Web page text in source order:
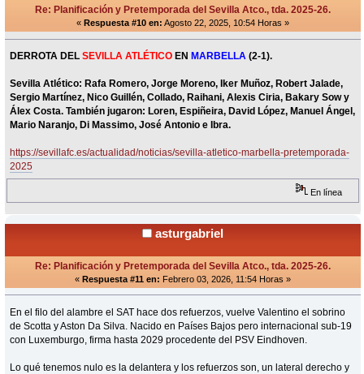
Re: Planificación y Pretemporada del Sevilla Atco., tda. 2025-26.
« Respuesta #10 en: Agosto 22, 2025, 10:54 Horas »
DERROTA DELSEVILLA ATLÉTICO EN MARBELLA (2-1).
Sevilla Atlético: Rafa Romero, Jorge Moreno, Iker Muñoz, Robert Jalade,
Sergio Martínez, Nico Guillén, Collado, Raihani, Alexis Ciria, Bakary Sow y
Álex Costa. También jugaron: Loren, Espiñeira, David López, Manuel Ángel,
Mario Naranjo, Di Massimo, José Antonio e Ibra.
https://sevillafc.es/actualidad/noticias/sevilla-atletico-marbella-pretemporada-
2025
En línea
asturgabriel
Re: Planificación y Pretemporada del Sevilla Atco., tda. 2025-26.
« Respuesta #11 en: Febrero 03, 2026, 11:54 Horas »
En el filo del alambre el SAT hace dos refuerzos, vuelve Valentino el sobrino
de Scotta y Aston Da Silva. Nacido en Países Bajos pero internacional sub-19
con Luxemburgo, firma hasta 2029 procedente del PSV Eindhoven.
Lo qué tenemos nulo es la delantera y los refuerzos son, un lateral derecho y